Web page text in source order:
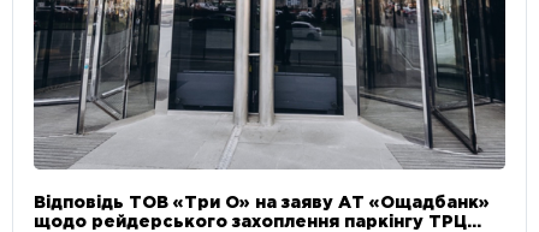
Відповідь ТОВ «Три О» на заяву АТ «Ощадбанк»
щодо рейдерського захоплення паркінгу ТРЦ